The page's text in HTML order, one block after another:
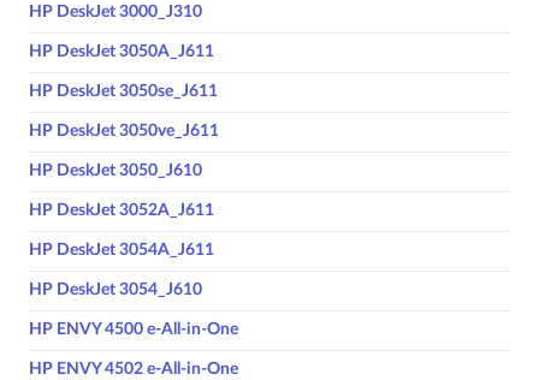
HP DeskJet 3000_J310
HP DeskJet 3050A_J611
HP DeskJet 3050se_J611
HP DeskJet 3050ve_J611
HP DeskJet 3050_J610
HP DeskJet 3052A_J611
HP DeskJet 3054A_J611
HP DeskJet 3054_J610
HP ENVY 4500 e-All-in-One
HP ENVY 4502 e-All-in-One